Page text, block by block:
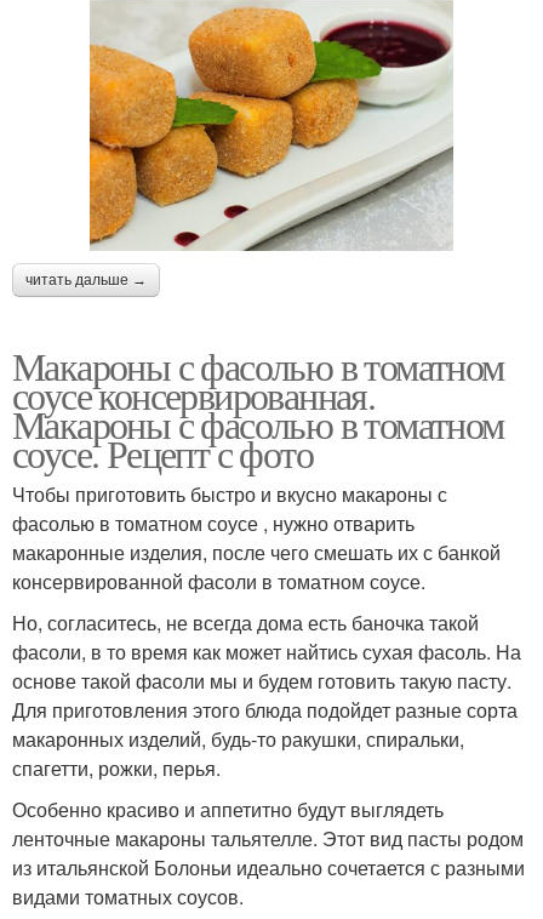
читать дальше →
Макароны с фасолью в томатном
соусе консервированная.
Макароны с фасолью в томатном
соусе. Рецепт с фото
Чтобы приготовить быстро и вкусно макароны с
фасолью в томатном соусе , нужно отварить
макаронные изделия, после чего смешать их с банкой
консервированной фасоли в томатном соусе.
Но, согласитесь, не всегда дома есть баночка такой
фасоли, в то время как может найтись сухая фасоль. На
основе такой фасоли мы и будем готовить такую пасту.
Для приготовления этого блюда подойдет разные сорта
макаронных изделий, будь-то ракушки, спиральки,
спагетти, рожки, перья.
Особенно красиво и аппетитно будут выглядеть
ленточные макароны тальятелле. Этот вид пасты родом
из итальянской Болоньи идеально сочетается с разными
видами томатных соусов.